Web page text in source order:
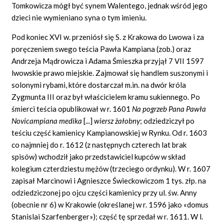
Tomkowicza mógł być synem Walentego, jednak wśród jego
dzieci nie wymieniano syna o tym imieniu.
Pod koniec XVI w. przeniósł się S. z Krakowa do Lwowa i za
poręczeniem swego teścia Pawła Kampiana (zob.) oraz
Andrzeja Mądrowicza i Adama Śmieszka przyjął 7 VII 1597
lwowskie prawo miejskie. Zajmował się handlem suszonymi i
solonymi rybami, które dostarczał m.in. na dwór króla
Zygmunta III oraz był właścicielem kramu sukiennego. Po
śmierci teścia opublikował w r. 1601 Na pogrzeb Pana Pawła
Novicampiana medika [...]wiersz żałobny; odziedziczył po
teściu część kamienicy Kampianowskiej w Rynku. Od r. 1603
co najmniej do r. 1612 (z następnych czterech lat brak
spisów) wchodził jako przedstawiciel kupców w skład
kolegium czterdziestu mężów (trzeciego ordynku). W r. 1607
zapisał Marcinowi i Agnieszce Świeckowiczom 1 tys. złp. na
odziedziczonej po ojcu części kamienicy przy ul. św. Anny
(obecnie nr 6) w Krakowie (określanej w r. 1596 jako «domus
Stanislai Szarfenberger»); część tę sprzedał w r. 1611. W l.